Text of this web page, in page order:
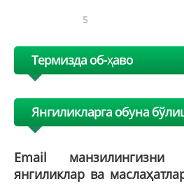
5
Термизда об-ҳаво
Янгиликларга обуна
Email манзилингизни
янгиликлар ва